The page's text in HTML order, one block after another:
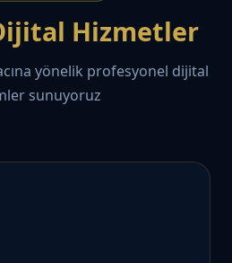
Hizmetler
yönelik profesyonel dijital
sunuyoruz